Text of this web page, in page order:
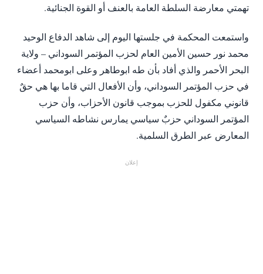
تهمتي معارضة السلطة العامة بالعنف أو القوة الجنائية.
واستمعت المحكمة في جلستها اليوم إلى شاهد الدفاع الوحيد
محمد نور حسين الأمين العام لحزب المؤتمر السوداني – ولاية
البحر الأحمر والذي أفاد بأن طه ابوطاهر وعلى ابومحمد أعضاء
في حزب المؤتمر السوداني، وأن الأفعال التي قاما بها هي حقٌ
قانوني مكفول للحزب بموجب قانون الأحزاب، وأن حزب
المؤتمر السوداني حزبٌ سياسي يمارس نشاطه السياسي
المعارض عبر الطرق السلمية.
إعلان